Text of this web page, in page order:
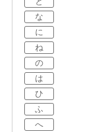
な
に
ね
の
は
ひ
ふ
へ